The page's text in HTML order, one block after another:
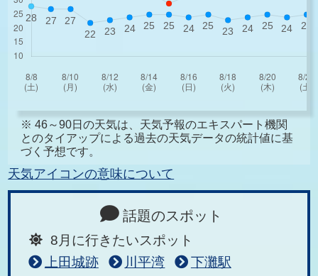
※ 46～90日の天気は、天気予報のエキスパート機関
とのタイアップによる過去の天気データの統計値に基
づく予想です。
天気アイコンの意味について
話題のスポット
8月に行きたいスポット
上田城跡
川平湾
下灘駅